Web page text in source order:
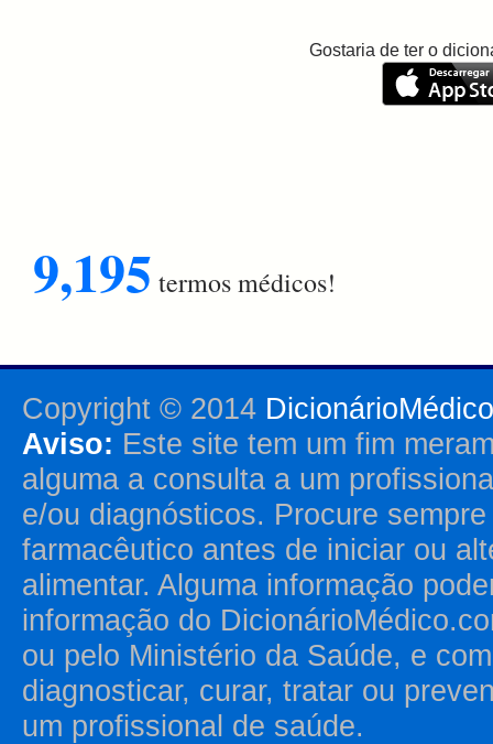
Gostaria de ter o
9,195 termos médicos!
Copyright © 2014
Aviso: Este site tem um fim
alguma a consulta a um
e/ou diagnósticos. Procure
farmacêutico antes de iniciar ou
alimentar. Alguma informação
informação do
ou pelo Ministério da Saúde, e
diagnosticar, curar, tratar ou
um profissional de saúde.